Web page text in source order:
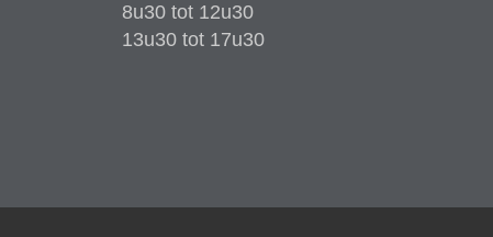
8u30 tot 12u30
13u30 tot 17u30